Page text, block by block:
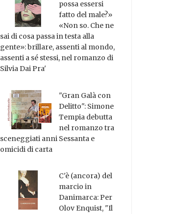
possa essersi
fatto del male?»
«Non so. Che ne
sai di cosa passa in testa alla
gente»: brillare, assenti al mondo,
assenti a sé stessi, nel romanzo di
Silvia Dai Pra'
"Gran Galà con
Delitto": Simone
Tempia debutta
nel romanzo tra
sceneggiati anni Sessanta e
omicidi di carta
C'è (ancora) del
marcio in
Danimarca: Per
Olov Enquist, "Il